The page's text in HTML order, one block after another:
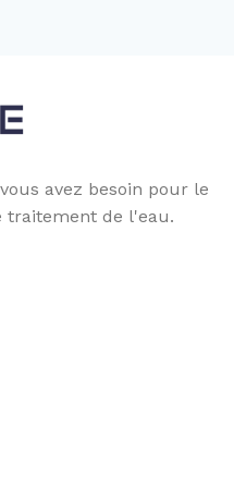
avez besoin pour le
traitement de l'eau.